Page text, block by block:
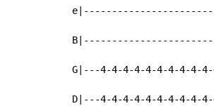
G|---4-4-4-4-4-4-4-4-4-
D|---4-4-4-4-4-4-4-4-4-